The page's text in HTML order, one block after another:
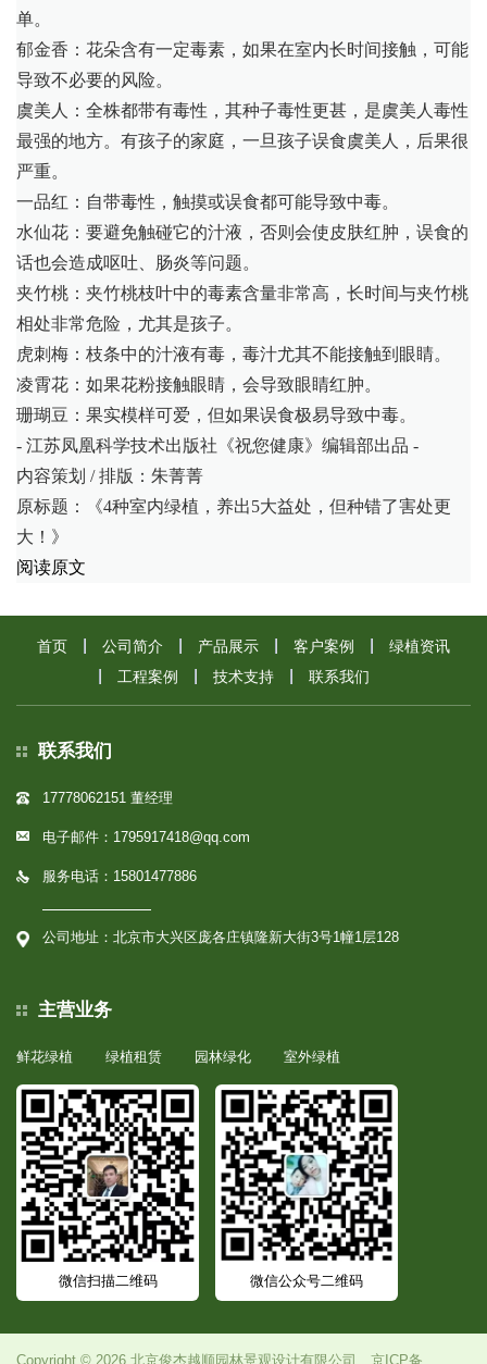
单。
郁金香：花朵含有一定毒素，如果在室内长时间接触，可能
导致不必要的风险。
虞美人：全株都带有毒性，其种子毒性更甚，是虞美人毒性
最强的地方。有孩子的家庭，一旦孩子误食虞美人，后果很
严重。
一品红：自带毒性，触摸或误食都可能导致中毒。
水仙花：要避免触碰它的汁液，否则会使皮肤红肿，误食的
话也会造成呕吐、肠炎等问题。
夹竹桃：夹竹桃枝叶中的毒素含量非常高，长时间与夹竹桃
相处非常危险，尤其是孩子。
虎刺梅：枝条中的汁液有毒，毒汁尤其不能接触到眼睛。
凌霄花：如果花粉接触眼睛，会导致眼睛红肿。
珊瑚豆：果实模样可爱，但如果误食极易导致中毒。
- 江苏凤凰科学技术出版社《祝您健康》编辑部出品 -
内容策划 / 排版：朱菁菁
原标题：《4种室内绿植，养出5大益处，但种错了害处更
大！》
阅读原文
首页 公司简介 产品展示 客户案例
绿植资讯
工程案例
技术支持 联系我们
联系我们
17778062151 董经理
电子邮件：1795917418@qq.com
服务电话：15801477886
公司地址：北京市大兴区庞各庄镇隆新大街3号1幢1层128
主营业务
鲜花绿植 绿植租赁 园林绿化 室外绿植
微信扫描二维码 微信公众号二维码
Copyright © 2026 北京俊杰越顺园林景观设计有限公司 京ICP备